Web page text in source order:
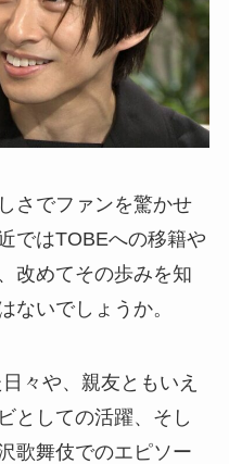
さでファンを驚かせ
ではTOBEへの移籍や
改めてその歩みを知
ないでしょうか。
々や、親友ともいえ
としての活躍、そし
歌舞伎でのエピソー